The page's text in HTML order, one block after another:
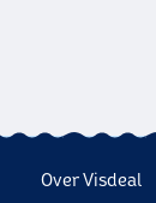
Over Visdeal